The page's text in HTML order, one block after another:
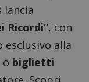
lancia
Ricordi”, con
alla
o biglietti